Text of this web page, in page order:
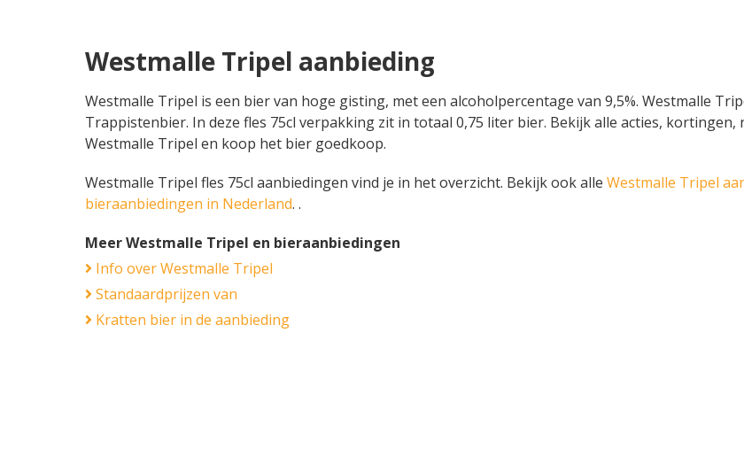
Westmalle Tripel aanbieding
Westmalle Tripel is een bier van hoge gisting, met een alcoholpercentage van 9,5%. Westmalle
Trappistenbier. In deze fles 75cl verpakking zit in totaal 0,75 liter bier. Bekijk alle acties,
Westmalle Tripel en koop het bier goedkoop.
Westmalle Tripel fles 75cl aanbiedingen vind je in het overzicht. Bekijk ook alle Westmalle Tripel
bieraanbiedingen in Nederland. .
Meer Westmalle Tripel en bieraanbiedingen
Info over Westmalle Tripel
Standaardprijzen van
Kratten bier in de aanbieding